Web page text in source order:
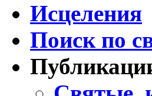
Исцеления
Поиск по